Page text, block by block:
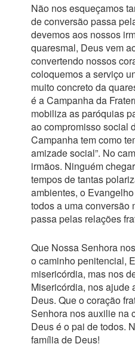
Não nos esqueçamos
de conversão passa
devemos aos nossos
quaresmal, Deus vem
convertendo nossos
coloquemos a serviço
muito concreto da
é a Campanha da
mobiliza as paróquias
ao compromisso social
Campanha tem como
amizade social”. No
irmãos. Ninguém
tempos de tantas
ambientes, o
todos a uma conversão
passa pelas relações
Que Nossa Senhora
o caminho penitencial,
misericórdia, mas nos
Misericórdia, nos ajude
Deus. Que o coração
Senhora nos auxilie na
Deus é o pai de todos.
família de Deus!